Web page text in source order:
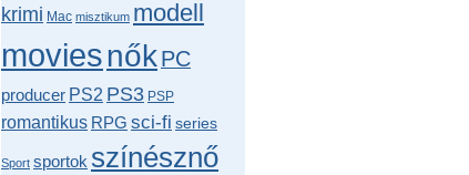
krimi Mac misztikum modell
moviesnőkPC
producer PS2 PS3 PSP
romantikus RPG sci-fi series
Sport sportok színésznő